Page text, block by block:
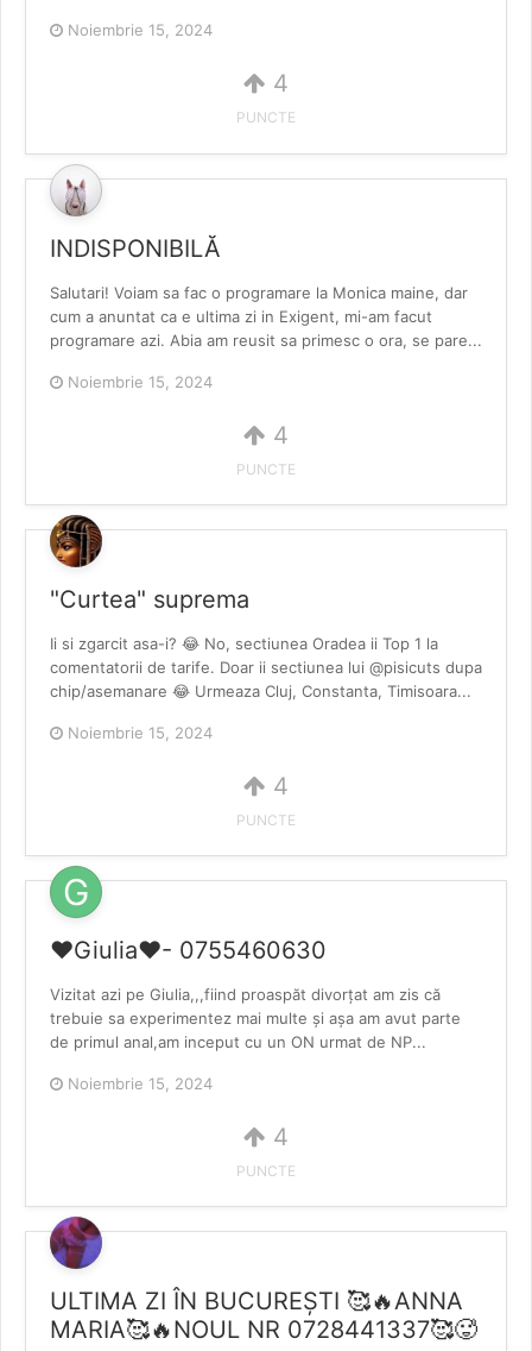
Noiembrie 15, 2024
4
PUNCTE
INDISPONIBILĂ
Salutari! Voiam sa fac o programare la Monica maine, dar
cum a anuntat ca e ultima zi in Exigent, mi-am facut
programare azi. Abia am reusit sa primesc o ora, se pare...
Noiembrie 15, 2024
4
PUNCTE
"Curtea" suprema
Ii si zgarcit asa-i? 😂 No, sectiunea Oradea ii Top 1 la
comentatorii de tarife. Doar ii sectiunea lui @pisicuts dupa
chip/asemanare 😂 Urmeaza Cluj, Constanta, Timisoara...
Noiembrie 15, 2024
4
PUNCTE
❤️Giulia❤️- 0755460630
Vizitat azi pe Giulia,,,fiind proaspăt divorțat am zis că
trebuie sa experimentez mai multe și așa am avut parte
de primul anal,am inceput cu un ON urmat de NP...
Noiembrie 15, 2024
4
PUNCTE
ULTIMA ZI ÎN BUCUREȘTI 🥰🔥ANNA
MARIA🥰🔥NOUL NR 0728441337🥰🥵